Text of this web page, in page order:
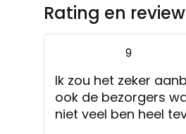
Rating en
9
Ik zou het zeker
ook de bezorgers
niet veel ben heel